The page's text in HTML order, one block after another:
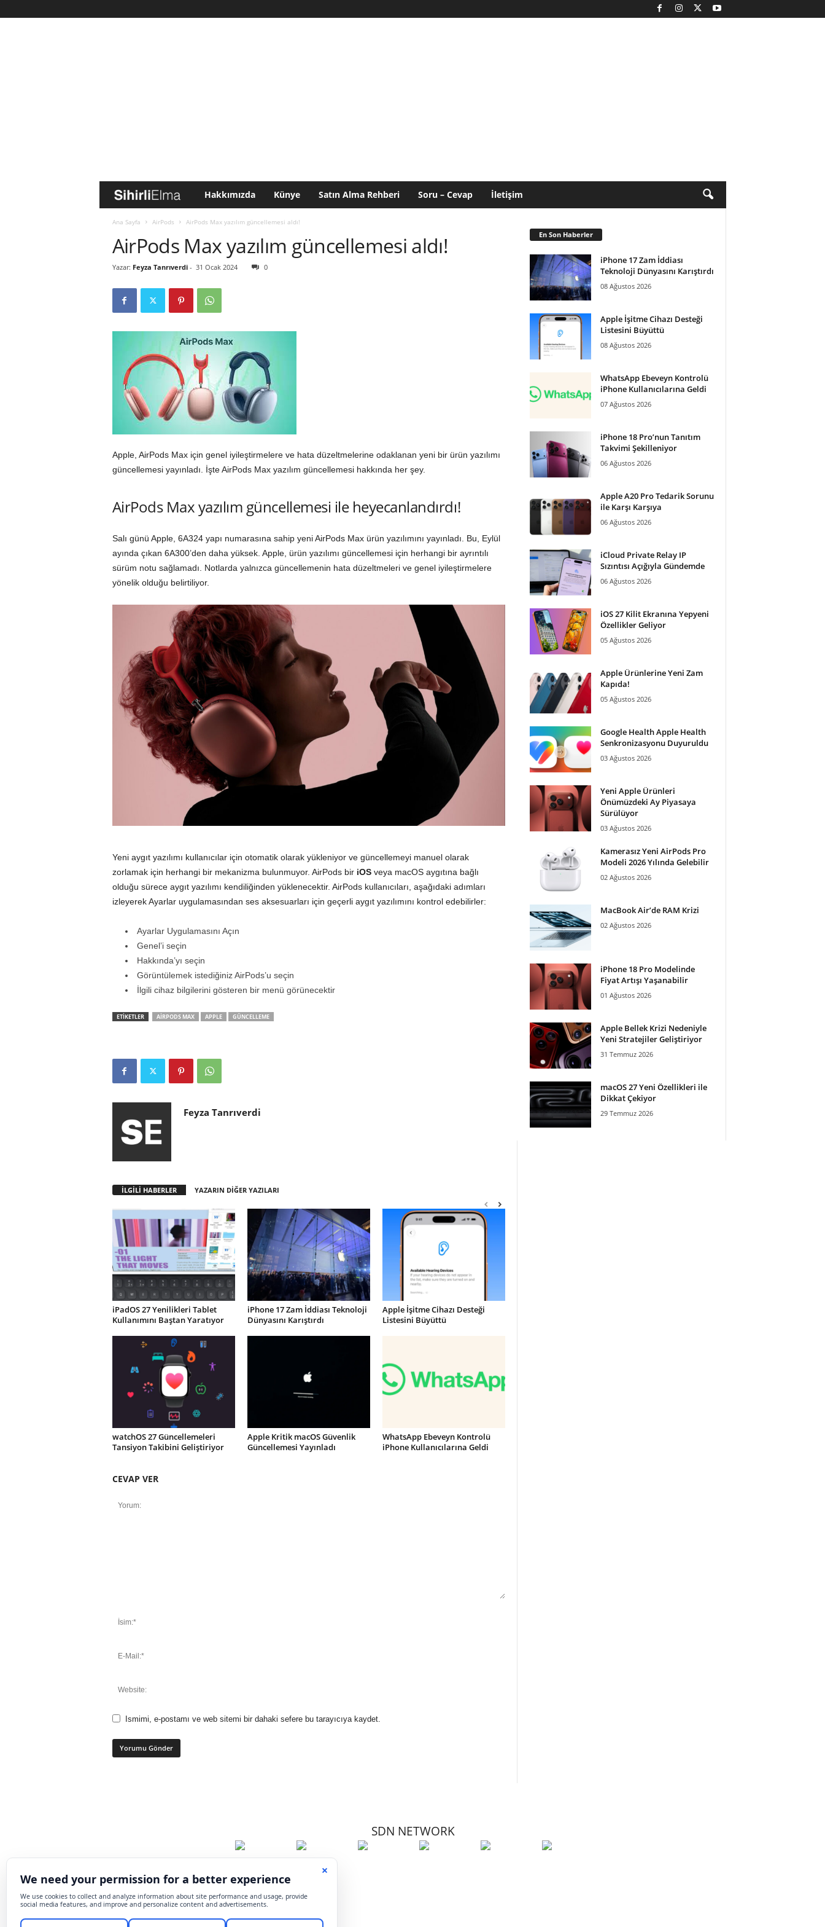
i
h
l
i
E
l
m
a
Hakkımızda Künye Satın Alma Rehberi Soru – Cevap İletişim
Ana Sayfa AirPods AirPods Max yazılım güncellemesi aldı!
AirPods Max yazılım güncellemesi aldı!
Yazar: Feyza Tanrıverdi- 31 Ocak 2024 0
Apple, AirPods Max için genel iyileştirmelere ve hata düzeltmelerine odaklanan yeni bir ürün yazılımı
güncellemesi yayınladı. İşte AirPods Max yazılım güncellemesi hakkında her şey.
AirPods Max yazılım güncellemesi ile heyecanlandırdı!
Salı günü Apple, 6A324 yapı numarasına sahip yeni AirPods Max ürün yazılımını yayınladı. Bu, Eylül
ayında çıkan 6A300’den daha yüksek. Apple, ürün yazılımı güncellemesi için herhangi bir ayrıntılı
sürüm notu sağlamadı. Notlarda yalnızca güncellemenin hata düzeltmeleri ve genel iyileştirmelere
yönelik olduğu belirtiliyor.
Yeni aygıt yazılımı kullanıcılar için otomatik olarak yükleniyor ve güncellemeyi manuel olarak
zorlamak için herhangi bir mekanizma bulunmuyor. AirPods biriOS veya macOS aygıtına bağlı
olduğu sürece aygıt yazılımı kendiliğinden yüklenecektir. AirPods kullanıcıları, aşağıdaki adımları
izleyerek Ayarlar uygulamasından ses aksesuarları için geçerli aygıt yazılımını kontrol edebilirler:
Ayarlar Uygulamasını Açın
Genel’i seçin
Hakkında’yı seçin
Görüntülemek istediğiniz AirPods’u seçin
İlgili cihaz bilgilerini gösteren bir menü görünecektir
ETİKETLER AIRPODS MAX APPLE GÜNCELLEME
Feyza Tanrıverdi
İLGİLİ HABERLER YAZARIN DİĞER YAZILARI
iPadOS 27 Yenilikleri Tablet
Kullanımını Baştan Yaratıyor
iPhone 17 Zam İddiası Teknoloji
Dünyasını Karıştırdı
Apple İşitme Cihazı Desteği
Listesini Büyüttü
watchOS 27 Güncellemeleri
Tansiyon Takibini Geliştiriyor
Apple Kritik macOS Güvenlik
Güncellemesi Yayınladı
WhatsApp Ebeveyn Kontrolü
iPhone Kullanıcılarına Geldi
CEVAP VER
Ismimi, e-postamı ve web sitemi bir dahaki sefere bu tarayıcıya kaydet.
En Son Haberler
iPhone 17 Zam İddiası
Teknoloji Dünyasını Karıştırdı
08 Ağustos 2026
Apple İşitme Cihazı Desteği
Listesini Büyüttü
08 Ağustos 2026
WhatsApp Ebeveyn Kontrolü
iPhone Kullanıcılarına Geldi
07 Ağustos 2026
iPhone 18 Pro’nun Tanıtım
Takvimi Şekilleniyor
06 Ağustos 2026
Apple A20 Pro Tedarik Sorunu
ile Karşı Karşıya
06 Ağustos 2026
iCloud Private Relay IP
Sızıntısı Açığıyla Gündemde
06 Ağustos 2026
iOS 27 Kilit Ekranına Yepyeni
Özellikler Geliyor
05 Ağustos 2026
Apple Ürünlerine Yeni Zam
Kapıda!
05 Ağustos 2026
Google Health Apple Health
Senkronizasyonu Duyuruldu
03 Ağustos 2026
Yeni Apple Ürünleri
Önümüzdeki Ay Piyasaya
Sürülüyor
03 Ağustos 2026
Kamerasız Yeni AirPods Pro
Modeli 2026 Yılında Gelebilir
02 Ağustos 2026
MacBook Air’de RAM Krizi
02 Ağustos 2026
iPhone 18 Pro Modelinde
Fiyat Artışı Yaşanabilir
01 Ağustos 2026
Apple Bellek Krizi Nedeniyle
Yeni Stratejiler Geliştiriyor
31 Temmuz 2026
macOS 27 Yeni Özellikleri ile
Dikkat Çekiyor
29 Temmuz 2026
SDN NETWORK